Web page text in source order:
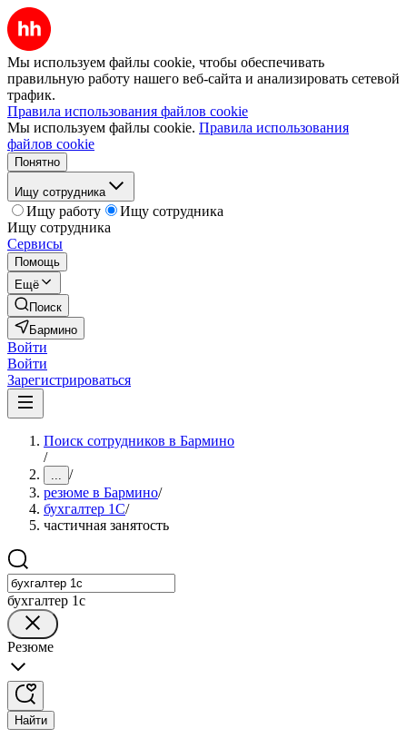
Мы используем файлы cookie, чтобы обеспечивать
правильную работу нашего веб-сайта и анализировать сетевой
трафик.
Правила использования файлов cookie
Мы используем файлы cookie. Правила использования
файлов cookie
Понятно
Ищу сотрудника
Ищу работу
Ищу сотрудника
Ищу сотрудника
Сервисы
Помощь
Ещё
Поиск
Бармино
Войти
Войти
Зарегистрироваться
Поиск сотрудников в Бармино
/
... /
резюме в Бармино/
бухгалтер 1C/
частичная занятость
бухгалтер 1c
Резюме
Найти